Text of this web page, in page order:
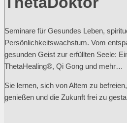
Seminare für Gesundes Leben,
Persönlichkeitswachstum. Vom
gesunden Geist zur erfüllten Seele:
ThetaHealing®, Qi Gong und mehr…
Sie lernen, sich von Altem zu
genießen und die Zukunft frei zu